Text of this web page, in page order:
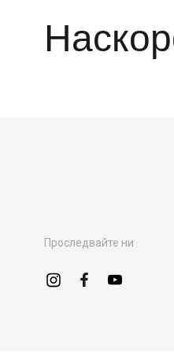
Проследвайте ни